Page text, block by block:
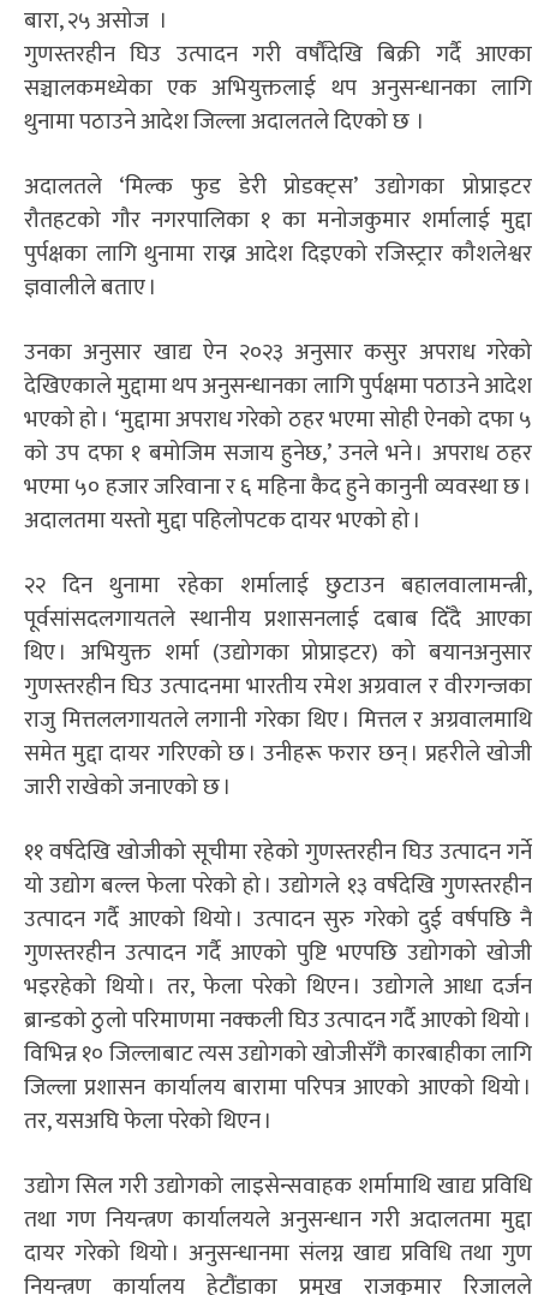
बारा, २५ असोज ।
गुणस्तरहीन घिउ उत्पादन गरी वर्षौंदेखि बिक्री गर्दै आएका
सञ्चालकमध्येका एक अभियुक्तलाई थप अनुसन्धानका लागि
थुनामा पठाउने आदेश जिल्ला अदालतले दिएको छ ।
अदालतले ‘मिल्क फुड डेरी प्रोडक्ट्स’ उद्योगका प्रोप्राइटर
रौतहटको गौर नगरपालिका १ का मनोजकुमार शर्मालाई मुद्दा
पुर्पक्षका लागि थुनामा राख्न आदेश दिइएको रजिस्ट्रार कौशलेश्वर
ज्ञवालीले बताए ।
उनका अनुसार खाद्य ऐन २०२३ अनुसार कसुर अपराध गरेको
देखिएकाले मुद्दामा थप अनुसन्धानका लागि पुर्पक्षमा पठाउने आदेश
भएको हो । ‘मुद्दामा अपराध गरेको ठहर भएमा सोही ऐनको दफा ५
को उप दफा १ बमोजिम सजाय हुनेछ,’ उनले भने । अपराध ठहर
भएमा ५० हजार जरिवाना र ६ महिना कैद हुने कानुनी व्यवस्था छ ।
अदालतमा यस्तो मुद्दा पहिलोपटक दायर भएको हो ।
२२ दिन थुनामा रहेका शर्मालाई छुटाउन बहालवालामन्त्री,
पूर्वसांसदलगायतले स्थानीय प्रशासनलाई दबाब दिँदै आएका
थिए । अभियुक्त शर्मा (उद्योगका प्रोप्राइटर) को बयानअनुसार
गुणस्तरहीन घिउ उत्पादनमा भारतीय रमेश अग्रवाल र वीरगन्जका
राजु मित्तललगायतले लगानी गरेका थिए । मित्तल र अग्रवालमाथि
समेत मुद्दा दायर गरिएको छ । उनीहरू फरार छन् । प्रहरीले खोजी
जारी राखेको जनाएको छ ।
११ वर्षदेखि खोजीको सूचीमा रहेको गुणस्तरहीन घिउ उत्पादन गर्ने
यो उद्योग बल्ल फेला परेको हो । उद्योगले १३ वर्षदेखि गुणस्तरहीन
उत्पादन गर्दै आएको थियो । उत्पादन सुरु गरेको दुई वर्षपछि नै
गुणस्तरहीन उत्पादन गर्दै आएको पुष्टि भएपछि उद्योगको खोजी
भइरहेको थियो । तर, फेला परेको थिएन । उद्योगले आधा दर्जन
ब्रान्डको ठुलो परिमाणमा नक्कली घिउ उत्पादन गर्दै आएको थियो ।
विभिन्न १० जिल्लाबाट त्यस उद्योगको खोजीसँगै कारबाहीका लागि
जिल्ला प्रशासन कार्यालय बारामा परिपत्र आएको आएको थियो ।
तर, यसअघि फेला परेको थिएन ।
उद्योग सिल गरी उद्योगको लाइसेन्सवाहक शर्मामाथि खाद्य प्रविधि
तथा गण नियन्त्रण कार्यालयले अनुसन्धान गरी अदालतमा मुद्दा
दायर गरेको थियो । अनुसन्धानमा संलग्न खाद्य प्रविधि तथा गुण
नियन्त्रण कार्यालय हेटौंंडाका प्रमुख राजकुमार रिजालले